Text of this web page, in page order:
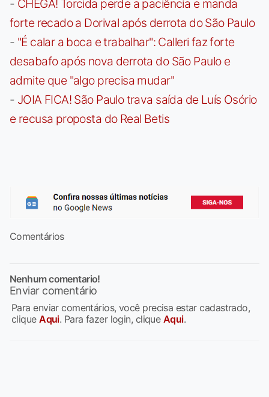
- CHEGA! Torcida perde a paciência e manda
forte recado a Dorival após derrota do São Paulo
- "É calar a boca e trabalhar": Calleri faz forte
desabafo após nova derrota do São Paulo e
admite que "algo precisa mudar"
- JOIA FICA! São Paulo trava saída de Luís Osório
e recusa proposta do Real Betis
Comentários
Nenhum comentario!
Enviar comentário
Para enviar comentários, você precisa estar cadastrado,
cliqueAqui. Para fazer login, clique Aqui.